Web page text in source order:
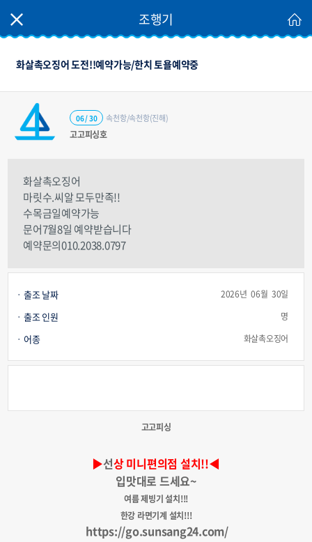
조행기
화살촉오징어 도전!!예약가능/한치 토욜예약중
고고피싱호
속천항/속천항(진해)
06 / 30
화살촉오징어
마릿수.씨알 모두만족!!
수목금일예약가능
문어7월8일 예약받습니다
예약문의010.2038.0797
출조 날짜 2026년 06월 30일
출조 인원 명
어종 화살촉오징어
고고피싱
▶선상 미니편의점 설치!!◀
입맛대로 드세요~
여름 제빙기 설치!!!
한강 라면기계 설치!!!
https://go.sunsang24.com/